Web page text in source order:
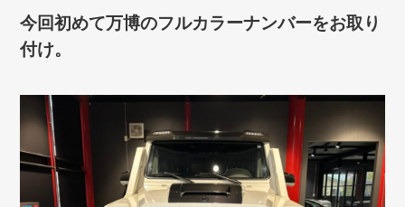
今回初めて万博のフルカラーナンバーをお取り
付け。